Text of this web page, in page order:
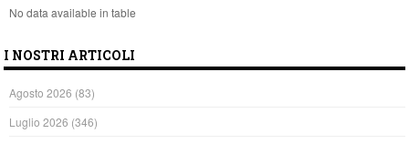
No data available in table
I NOSTRI ARTICOLI
Agosto 2026 (83)
Luglio 2026 (346)